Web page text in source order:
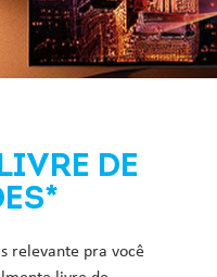
DE
relevante pra você